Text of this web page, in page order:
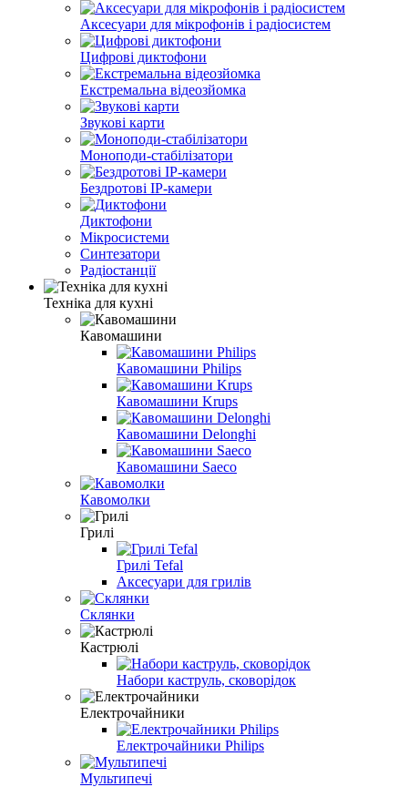
Аксесуари для мікрофонів і радіосистем
Цифрові диктофони
Екстремальна відеозйомка
Звукові карти
Моноподи-стабілізатори
Бездротові IP-камери
Диктофони
Мікросистеми
Синтезатори
Радіостанції
Техніка для кухні
Кавомашини
Кавомашини Philips
Кавомашини Krups
Кавомашини Delonghi
Кавомашини Saeco
Кавомолки
Грилі
Грилі Tefal
Аксесуари для грилів
Склянки
Кастрюлі
Набори каструль, сковорідок
Електрочайники
Електрочайники Philips
Мультипечі